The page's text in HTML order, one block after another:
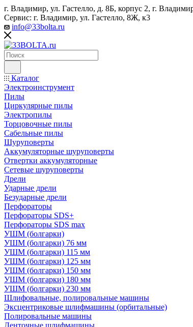
г. Владимир, ул. Гастелло, д. 8Б, корпус 2, г.
Сервис: г. Владимир, ул. Гастелло, 8Ж, к3
info@33bolta.ru
Каталог
Электроинструмент
Пилы
Циркулярные пилы
Электропилы
Торцовочные пилы
Сабельные пилы
Шуруповерты
Аккумуляторные шуруповерты
Отвертки аккумуляторные
Сетевые шуруповерты
Дрели
Ударные дрели
Безударные дрели
Перфораторы
Перфораторы SDS+
Перфораторы SDS max
УШМ (болгарки)
УШМ (болгарки) 76 мм
УШМ (болгарки) 115 мм
УШМ (болгарки) 125 мм
УШМ (болгарки) 150 мм
УШМ (болгарки) 180 мм
УШМ (болгарки) 230 мм
Шлифовальные, полировальные машины
Эксцентриковые шлифмашины (орбитальные)
Полировальные машины
Ленточные шлифмашины